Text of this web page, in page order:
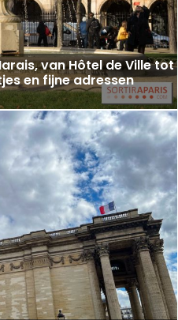
van Hôtel de Ville tot
en fijne adressen